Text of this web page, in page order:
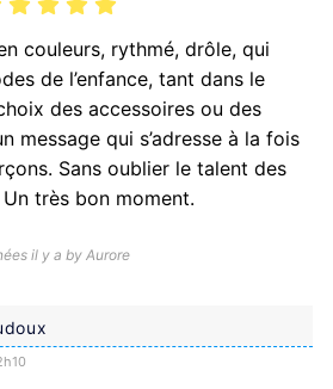
couleurs, rythmé, drôle, qui
de l’enfance, tant dans le
des accessoires ou des
message qui s’adresse à la fois
Sans oublier le talent des
très bon moment.
il y a by Aurore